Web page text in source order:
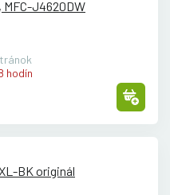
MFC-J4620DW
hodín
BK originál